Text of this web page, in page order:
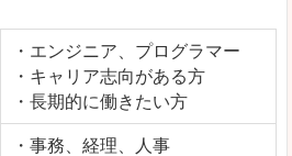
」で「東かがわ市」の
だページを見てみる
・エンジニア、プログラマー
・キャリア志向がある方
・長期的に働きたい方
・事務、経理、人事